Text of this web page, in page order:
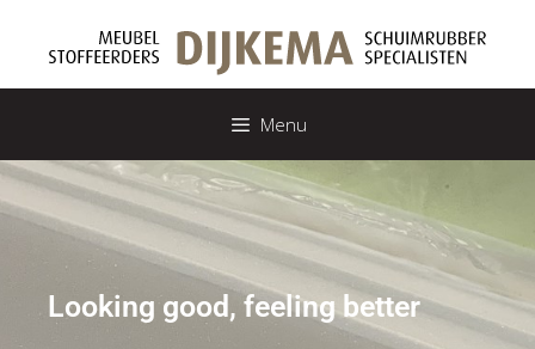
Menu
Looking good, feeling better